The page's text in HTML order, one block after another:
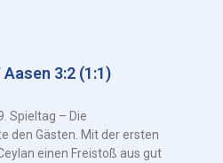
3:2 (1:1)
Spieltag – Die
den Gästen. Mit der ersten
einen Freistoß aus gut